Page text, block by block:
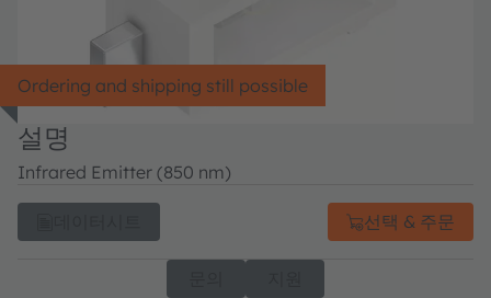
Ordering and shipping still possible
설명
Infrared Emitter (850 nm)
선택 & 주문